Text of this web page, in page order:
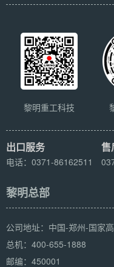
黎明重工科技
出口服务
电话：0371-86162511
售
黎明总部
公司地址：中国-郑州-国家
总机：400-655-1888
邮编：450001